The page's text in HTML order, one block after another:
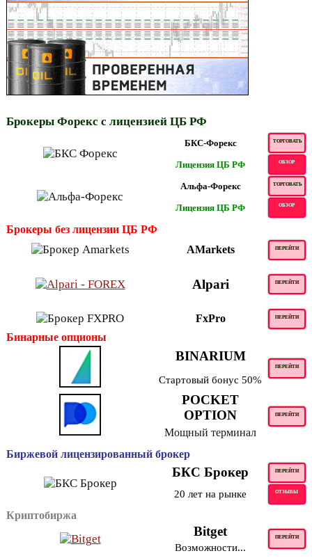
Брокеры Форекс с лицензией ЦБ РФ
БКС-Форекс ТОРГОВАТЬ
Лицензия ЦБ РФ ОБЗОР
Альфа-Форекс ТОРГОВАТЬ
Лицензия ЦБ РФ ОБЗОР
Брокеры без лицензии ЦБ РФ
AMarkets
ПЕРЕЙТИ
Alpari ПЕРЕЙТИ
FxPro ПЕРЕЙТИ
Бинарные опционы
BINARIUM
ПЕРЕЙТИ
Стартовый бонус 50%
POCKET
OPTION
ПЕРЕЙТИ
Мощный терминал
Биржевой лицензированный брокер
БКС Брокер ПЕРЕЙТИ
20 лет на рынке ОТЗЫВЫ
Криптобиржа
Bitget ПЕРЕЙТИ
Возможности...